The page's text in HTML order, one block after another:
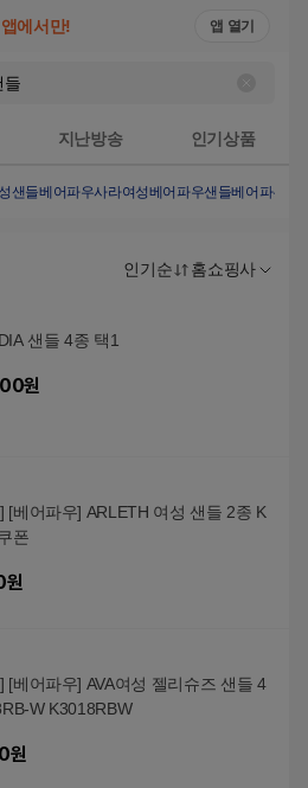
에서만! 앱 열기
지난방송 인기상품
샌들베어파우사라여성베어파우샌들베어파우사
인기순 홈쇼핑사
샌들 4종 택1
원
[베어파우] ARLETH 여성 샌들 2종 K
폰
원
[베어파우] AVA여성 젤리슈즈 샌들 4
W K3018RBW
원